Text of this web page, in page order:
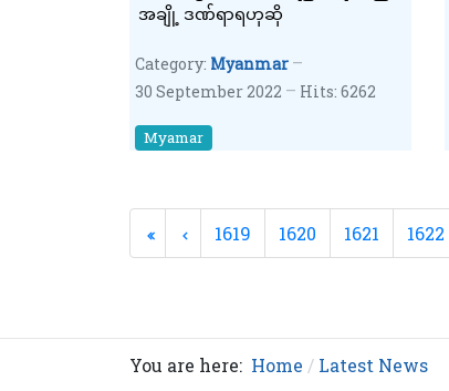
အချို့ ဒဏ်ရာရဟုဆို
Category: Myanmar
30 September 2022
Hits: 6262
Myamar
1619 1620 1621 1622
You are here: Home Latest News